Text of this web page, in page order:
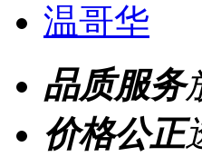
温哥华
品质服务
价格公正